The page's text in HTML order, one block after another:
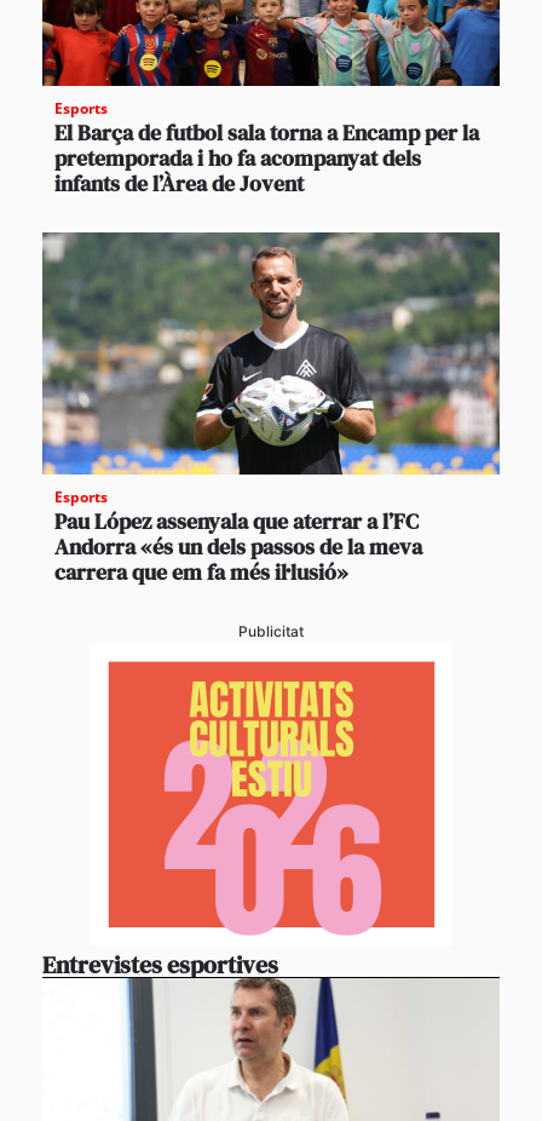
Esports
El Barça de futbol sala torna a Encamp per la
pretemporada i ho fa acompanyat dels
infants de l’Àrea de Jovent
Esports
Pau López assenyala que aterrar a l’FC
Andorra «és un dels passos de la meva
carrera que em fa més il·lusió»
Publicitat
Entrevistes esportives